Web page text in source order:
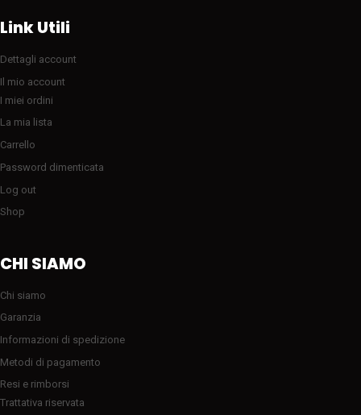
Link Utili
Dettagli account
Il mio account
I miei ordini
La mia lista
Carrello
Password dimenticata
Log out
Shop
CHI SIAMO
Chi siamo
Garanzia
Informazioni di spedizione
Metodi di pagamento
Resi e rimborsi
Trattativa riservata